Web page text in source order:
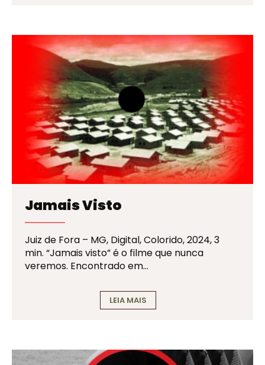
Jamais Visto
Juiz de Fora – MG, Digital, Colorido, 2024, 3
min. “Jamais visto” é o filme que nunca
veremos. Encontrado em…
LEIA MAIS